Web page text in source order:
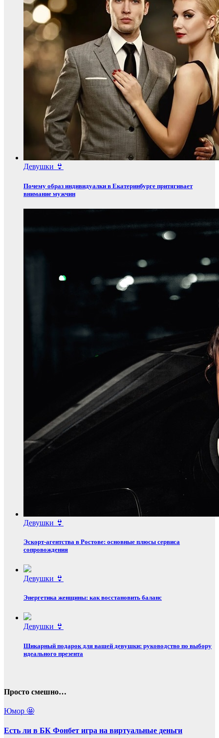
Девушки 👙
Почему образ индивидуалки в Екатеринбурге притягивает
внимание мужчин
Девушки 👙
Эскорт‑агентства в Ростове: основные плюсы сервиса
сопровождения
Девушки 👙
Энергетика женщины: как восстановить баланс
Девушки 👙
Шикарный подарок для вашей девушки: руководство по выбору
идеального презента
Просто смешно…
Юмор 🤩
Есть ли в БК Фонбет игра на виртуальные деньги